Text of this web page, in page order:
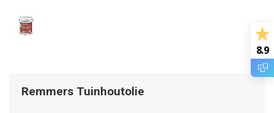
Remmers Tuinhoutolie
8.9